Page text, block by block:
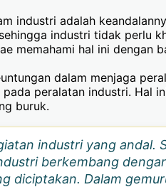
industri adalah
industri tidak perlu
memahami hal ini dengan
dalam menjaga
peralatan industri. Hal
buruk.
industri yang andal.
berkembang
diciptakan. Dalam